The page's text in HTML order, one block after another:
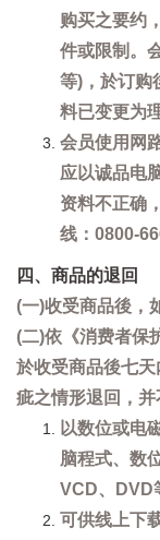
购买之要约
件或限制。
等)，於订购
料已变更为
会员使用网
应以诚品电
资料不正确
线：0800-
四、商品的退回
(一)收受商品後，
(二)依《消费者保
於收受商品後七
疵之情形退回，并
以数位或电
脑程式、数
VCD、DVD
可供线上下